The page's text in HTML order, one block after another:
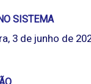
SISTEMA
3 de junho de